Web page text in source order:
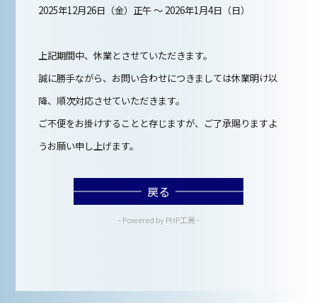
2025年12月26日（金）正午 〜 2026年1月4日（日）
上記期間中、休業とさせていただきます。
誠に勝手ながら、お問い合わせにつきましては休業明け以
降、順次対応させていただきます。
ご不便をお掛けすることと存じますが、ご了承賜りますよ
うお願い申し上げます。
戻る
- Powered by PHP工房 -